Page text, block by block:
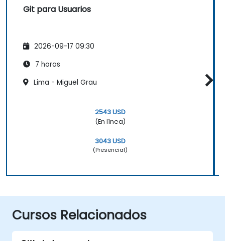
Git para Usuarios
2026-09-17 09:30
7 horas
Lima - Miguel Grau
2543 USD
(En línea)
3043 USD
(Presencial)
Cursos Relacionados